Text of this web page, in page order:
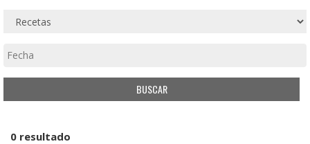
0 resultado